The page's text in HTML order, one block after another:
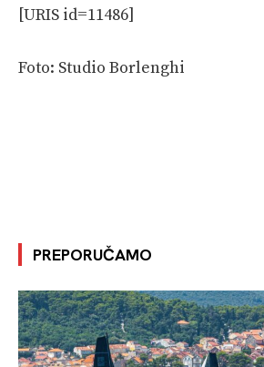
[URIS id=11486]
Foto: Studio Borlenghi
PREPORUČAMO